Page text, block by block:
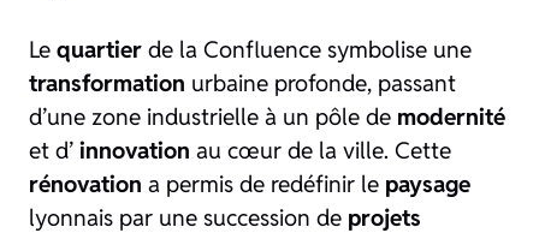
Le quartier de la Confluence symbolise une
transformation urbaine profonde, passant
d’une zone industrielle à un pôle de modernité
et d’ innovation au cœur de la ville. Cette
rénovation a permis de redéfinir le paysage
lyonnais par une succession de projets